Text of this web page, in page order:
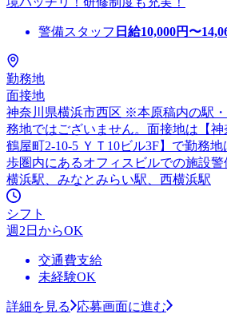
警備スタッフ 日給10,000円〜
勤務地
面接地
神奈川県横浜市西区 ※本原稿内の駅
務地ではございません。面接地は【
鶴屋町2-10-5 ＹＴ10ビル3F】で勤務
歩圏内にあるオフィスビルでの施設警
横浜駅、みなとみらい駅、西横浜駅
シフト
週2日からOK
交通費支給
未経験OK
詳細を見る 応募画面に進む